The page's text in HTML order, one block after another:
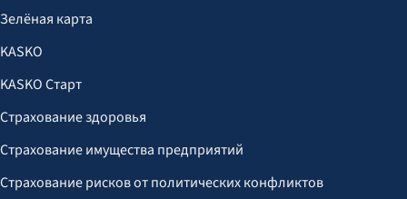
Зелёная карта
KASKO
KASKO Старт
Страхование здоровья
Страхование имущества предприятий
Страхование рисков от политических конфликтов